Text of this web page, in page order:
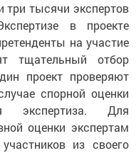
три тысячи экспертов
в проекте
на участие
тщательный отбор
проект проверяют
спорной оценки
экспертиза. Для
оценки экспертам
из своего